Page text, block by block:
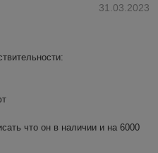
31.03.2023
что он в наличии и на 6000